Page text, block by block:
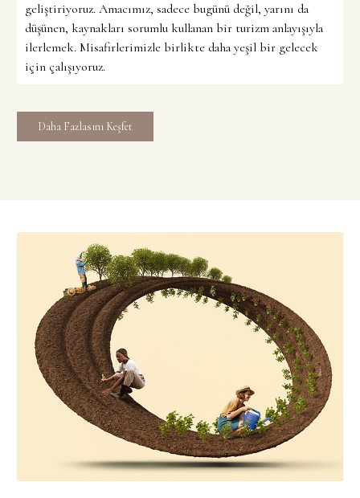
geliştiriyoruz. Amacımız, sadece bugünü değil, yarını da
düşünen, kaynakları sorumlu kullanan bir turizm anlayışıyla
ilerlemek. Misafirlerimizle birlikte daha yeşil bir gelecek
için çalışıyoruz.
Daha Fazlasını Keşfet